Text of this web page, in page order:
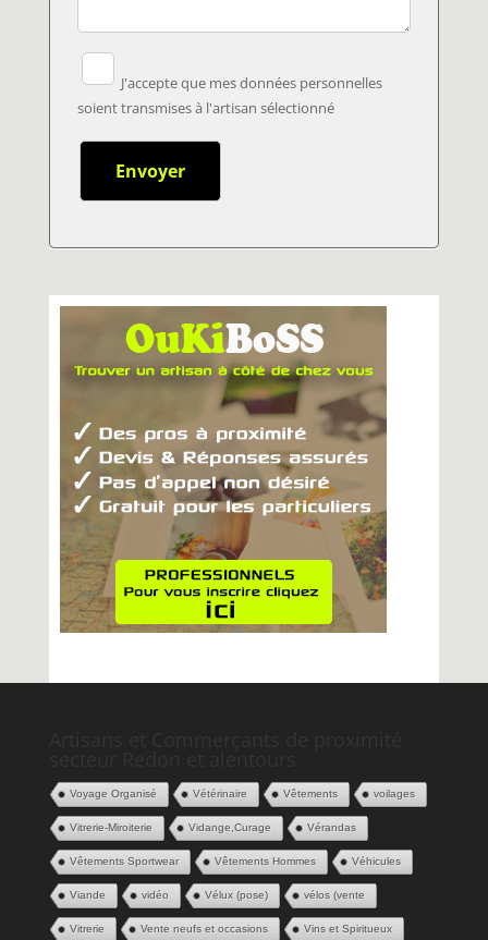
J'accepte que mes données personnelles
soient transmises à l'artisan sélectionné
Voyage Organisé Vétérinaire Vêtements voilages
Vitrerie-Miroiterie Vidange,Curage Vérandas
Vêtements Sportwear Vêtements Hommes Véhicules
Viande vidéo Vélux (pose) vélos (vente
Vitrerie Vente neufs et occasions Vins et Spiritueux